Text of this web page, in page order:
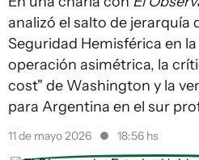
analizó el salto de jerarquía
Seguridad Hemisférica en
operación asimétrica, la
cost" de Washington y la
para Argentina en el sur
11 de mayo 2026 18:56 hs